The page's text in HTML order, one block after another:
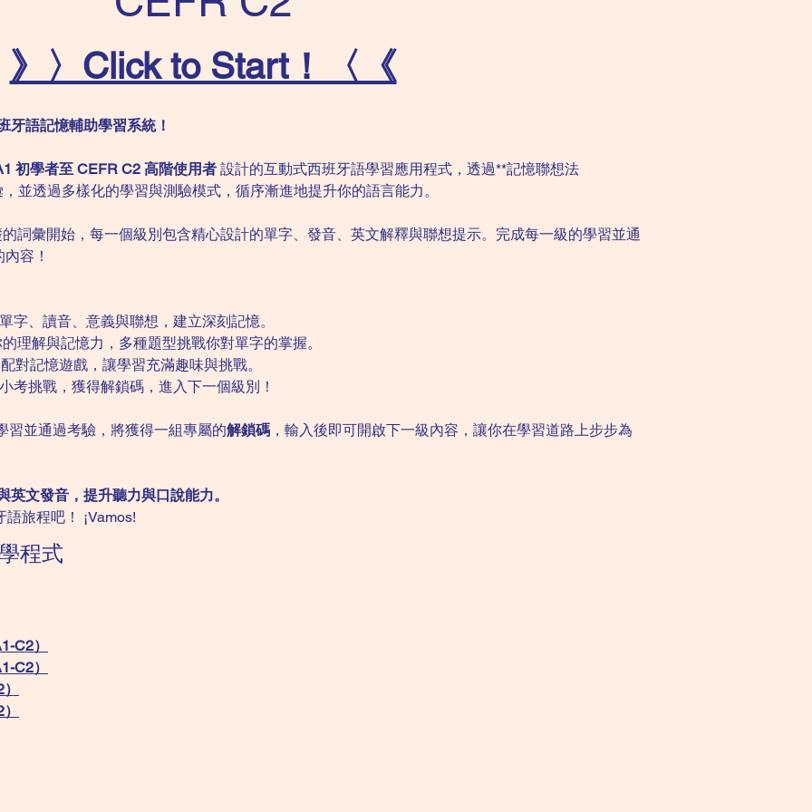
》〉Click to Start！〈《
牙語記憶輔助學習系統！
初學者至 CEFR C2 高階使用者 設計的互動式西班牙語學習應用程式，透過**記憶聯想法
並透過多樣化的學習與測驗模式，循序漸進地提升你的語言能力。
詞彙開始，每一個級別包含精心設計的單字、發音、英文解釋與聯想提示。完成每一級的學習並通
容！
字、讀音、意義與聯想，建立深刻記憶。
理解與記憶力，多種題型挑戰你對單字的掌握。
對記憶遊戲，讓學習充滿趣味與挑戰。
考挑戰，獲得解鎖碼，進入下一個級別！
習並通過考驗，將獲得一組專屬的解鎖碼 ，輸入後即可開啟下一級內容，讓你在學習道路上步步為
文發音，提升聽力與口說能力。
旅程吧！ ¡Vamos!
程式
C2）
C2）